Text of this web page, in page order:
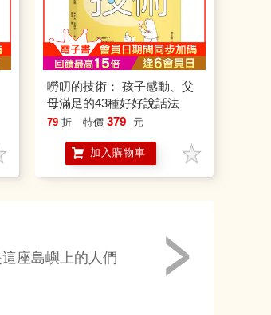
嘮叨的技術： 孩子感動、父
母滿足的43種好好說話法
79 折 特價 379 元
加入購物車
座島嶼上的人們